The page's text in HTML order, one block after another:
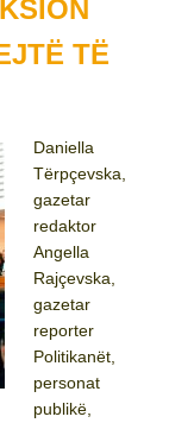
TË
Daniella
Tërpçevska,
gazetar
redaktor
Angella
Rajçevska,
gazetar
reporter
Politikanët,
personat
publikë,